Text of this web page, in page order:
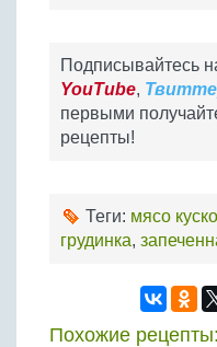
Подписывайтесь
YouTube,
первыми
рецепты!
Теги: мясо
грудинка,
Похожие рецепты: